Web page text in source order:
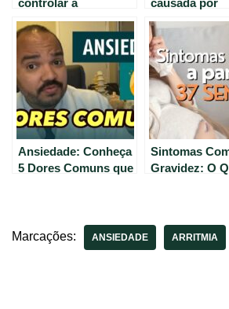
controlar a
ansiedade – Saúde e
Bem-estar no Casule
causada por
ansiedade e
estresse:
do Dr. Tontura
Ansiedade: Conheça
5 Dores Comuns que
Sintomas
Gravidez: O
Marcações: ANSIEDADE ARRITMIA